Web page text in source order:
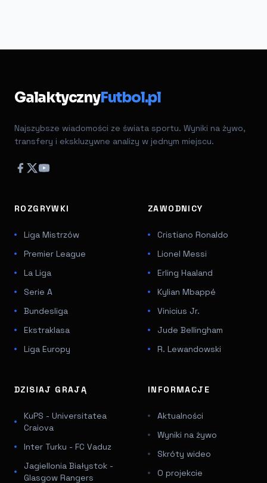
GalaktycznyFutbol.pl
Najszybsze wiadomości ze świata sportu. Wyniki na żywo,
transfery i ekskluzywne analizy w jednym miejscu.
ROZGRYWKI
Liga Mistrzów
Premier League
La Liga
Serie A
Bundesliga
Ekstraklasa
Liga Europy
ZAWODNICY
Cristiano Ronaldo
Lionel Messi
Erling Haaland
Kylian Mbappé
Vinicius Jr.
Jude Bellingham
R. Lewandowski
DZISIAJ GRAJĄ
KuPS - Universitatea
Craiova
Inter Turku - FC Vaduz
Jagiellonia Białystok -
Glasgow Rangers
INFORMACJE
Aktualności
Wyniki na żywo
Skróty wideo
O projekcie